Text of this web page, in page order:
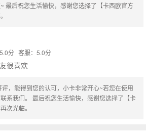
最后祝您生活愉快，感谢您选择了【卡西欧官方
分 客服：5.0分
很喜欢
评，能得到您的认可，小卡非常开心~若您在使用
系我们。 最后祝您生活愉快，感谢您选择了【卡
次光临。